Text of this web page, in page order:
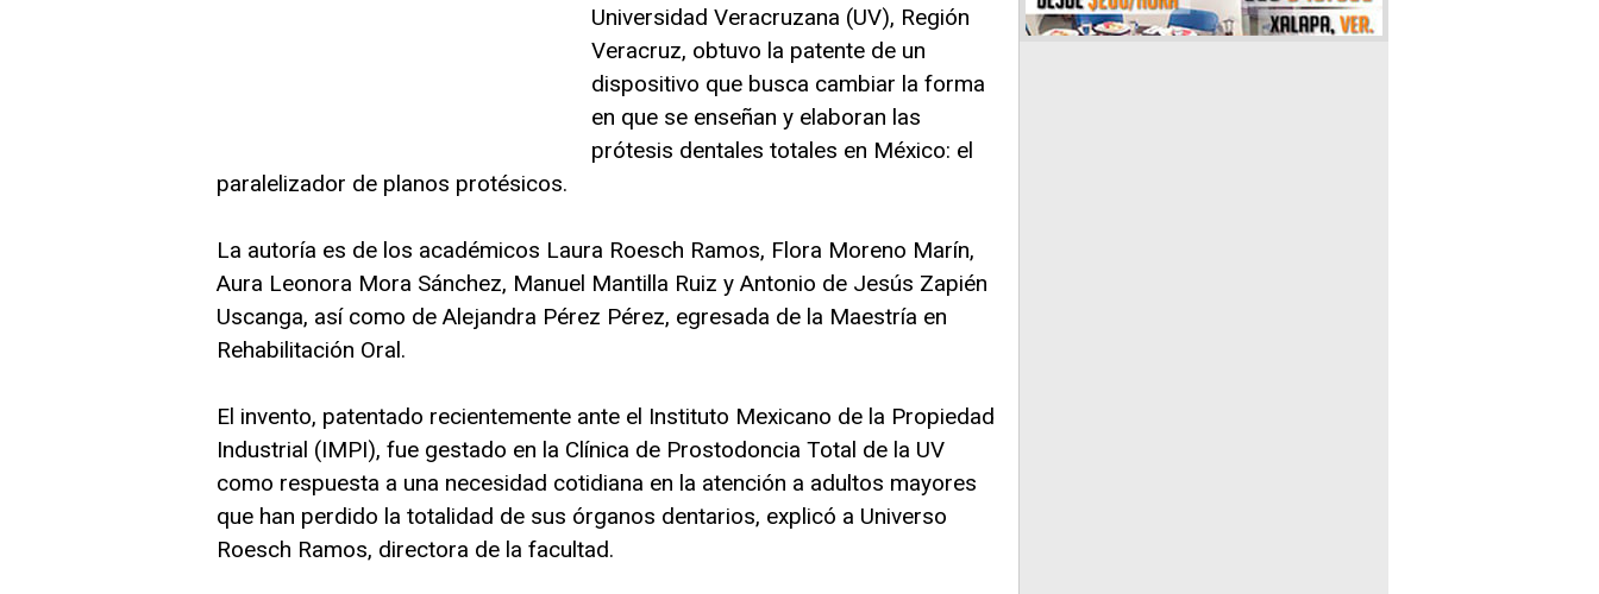
Universidad Veracruzana (UV), Región
Veracruz, obtuvo la patente de un
dispositivo que busca cambiar la forma
en que se enseñan y elaboran las
prótesis dentales totales en México: el
paralelizador de planos protésicos.
La autoría es de los académicos Laura Roesch Ramos, Flora Moreno Marín,
Aura Leonora Mora Sánchez, Manuel Mantilla Ruiz y Antonio de Jesús Zapién
Uscanga, así como de Alejandra Pérez Pérez, egresada de la Maestría en
Rehabilitación Oral.
El invento, patentado recientemente ante el Instituto Mexicano de la Propiedad
Industrial (IMPI), fue gestado en la Clínica de Prostodoncia Total de la UV
como respuesta a una necesidad cotidiana en la atención a adultos mayores
que han perdido la totalidad de sus órganos dentarios, explicó a Universo
Roesch Ramos, directora de la facultad.